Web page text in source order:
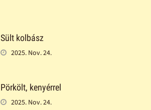
Sült kolbász
2025. Nov. 24.
Pörkölt, kenyérrel
2025. Nov. 24.